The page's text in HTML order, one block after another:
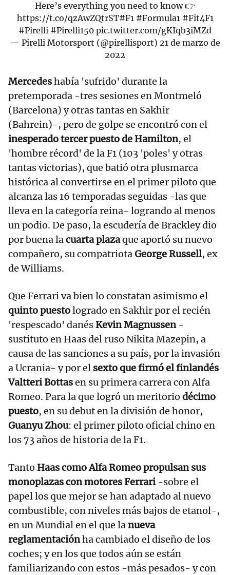
Here’s everything you need to know 👉
https://t.co/qzAwZQtrST#F1 #Formula1 #Fit4F1
#Pirelli #Pirelli150 pic.twitter.com/gKIqb3iMZd
— Pirelli Motorsport (@pirellisport) 21 de marzo de
2022
Mercedeshabía 'sufrido' durante la
pretemporada -tres sesiones en Montmeló
(Barcelona) y otras tantas en Sakhir
(Bahrein)-, pero de golpe se encontró con el
inesperado tercer puesto de Hamilton, el
'hombre récord' de la F1 (103 'poles' y otras
tantas victorias), que batió otra plusmarca
histórica al convertirse en el primer piloto que
alcanza las 16 temporadas seguidas -las que
lleva en la categoría reina- logrando al menos
un podio. De paso, la escudería de Brackley dio
por buena lacuarta plazaque aportó su nuevo
compañero, su compatriotaGeorge Russell, ex
de Williams.
Que Ferrari va bien lo constatan asimismo el
quinto puestologrado en Sakhir por el recién
'respescado' danésKevin Magnussen-
sustituto en Haas del ruso Nikita Mazepin, a
causa de las sanciones a su país, por la invasión
a Ucrania- y por el sexto que firmó el finlandés
Valtteri Bottasen su primera carrera con Alfa
Romeo. Para la que logró un meritorio décimo
puesto, en su debut en la división de honor,
Guanyu Zhou: el primer piloto oficial chino en
los 73 años de historia de la F1.
Tanto Haas como Alfa Romeo propulsan sus
monoplazas con motores Ferrari-sobre el
papel los que mejor se han adaptado al nuevo
combustible, con niveles más bajos de etanol-,
en un Mundial en el que lanueva
reglamentaciónha cambiado el diseño de los
coches; y en los que todos aún se están
familiarizando con estos -más pesados- y con